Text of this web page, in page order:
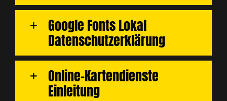
Google Fonts Lokal
Datenschutzerklärung
Online-Kartendienste
Einleitung